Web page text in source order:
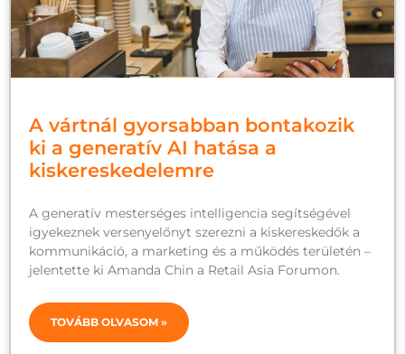
A vártnál gyorsabban bontakozik
ki a generatív AI hatása a
kiskereskedelemre
A generatív mesterséges intelligencia segítségével
igyekeznek versenyelőnyt szerezni a kiskereskedők a
kommunikáció, a marketing és a működés területén –
jelentette ki Amanda Chin a Retail Asia Forumon.
TOVÁBB OLVASOM »